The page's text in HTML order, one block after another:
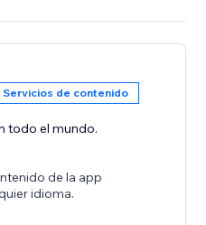
Servicios de contenido
todo el mundo.
de la app
idioma.